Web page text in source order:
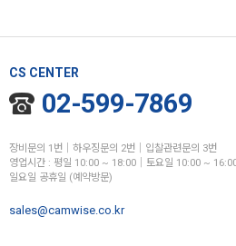
CS CENTER
02-599-7869
장비문의 1번│하우징문의 2번│입찰관련문의 3번
영업시간 : 평일 10:00 ~ 18:00│토요일 10:00 ~
일요일 공휴일 (예약방문)
sales@camwise.co.kr